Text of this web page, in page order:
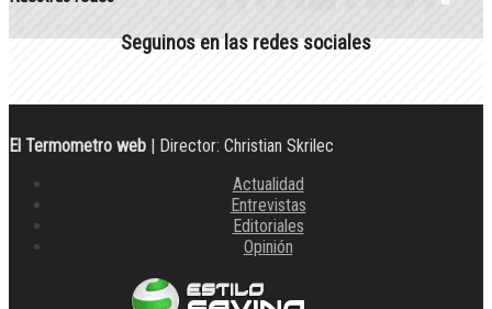
Seguinos en las redes sociales
El Termometro web | Director: Christian Skrilec
Actualidad
Entrevistas
Editoriales
Opinión